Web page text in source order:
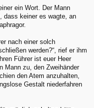
ein Wort. Der Mann
dass keiner es wagte, an
nach einer solch
werden?“, rief er ihm
Führer ist euer Heer
Mann zu, den Zweihänder
den Atem anzuhalten,
Gestalt niederfahren